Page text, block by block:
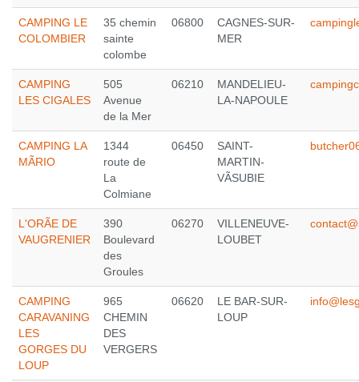
CAMPING LE
COLOMBIER
35 chemin
sainte
colombe
06800
CAGNES-SUR-
MER
CAMPING
LES CIGALES
505
Avenue
de la Mer
06210
MANDELIEU-
LA-NAPOULE
CAMPING LA
MÃRIO
1344
route de
La
Colmiane
06450
SAINT-
MARTIN-
VÃSUBIE
L'ORÃE DE
VAUGRENIER
390
Boulevard
des
Groules
06270
VILLENEUVE-
LOUBET
CAMPING
CARAVANING
LES
GORGES DU
LOUP
965
CHEMIN
DES
VERGERS
06620
LE BAR-SUR-
LOUP